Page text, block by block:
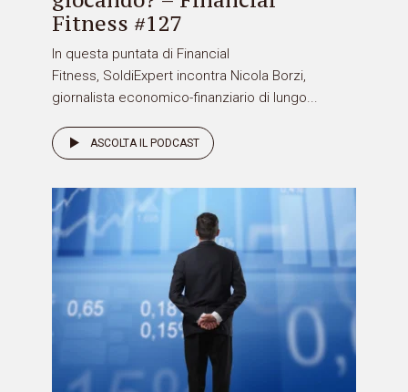
Fitness #127
In questa puntata di Financial
Fitness, SoldiExpert incontra Nicola Borzi,
giornalista economico-finanziario di lungo...
ASCOLTA IL PODCAST